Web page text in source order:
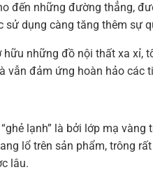
đến những đường thẳng,
dụng càng tăng thêm sự
những đồ nội thất xa
đảm ứng hoàn hảo các
lạnh” là bởi lớp mạ
lổ trên sản phẩm, trông
lâu.